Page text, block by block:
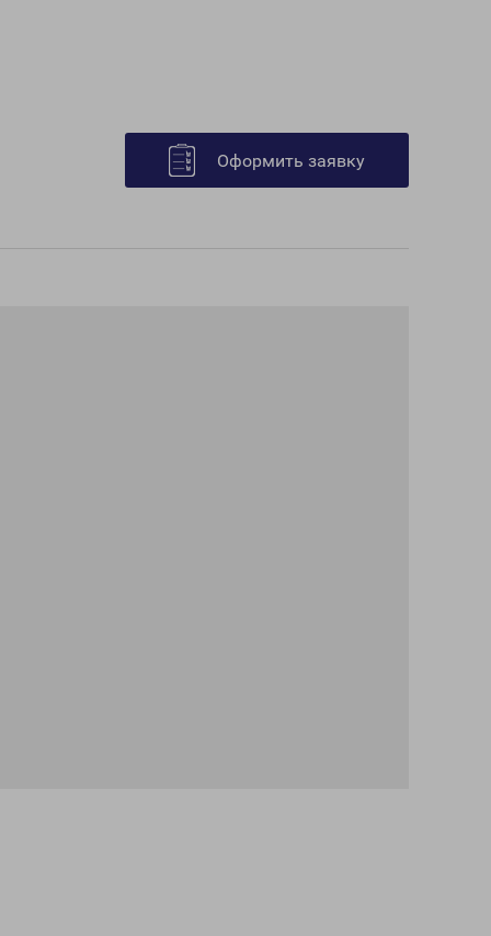
Оформить заявку